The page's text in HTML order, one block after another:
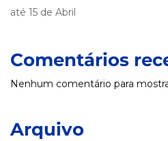
até 15 de Abril
Comentários
Nenhum comentário para
Arquivo